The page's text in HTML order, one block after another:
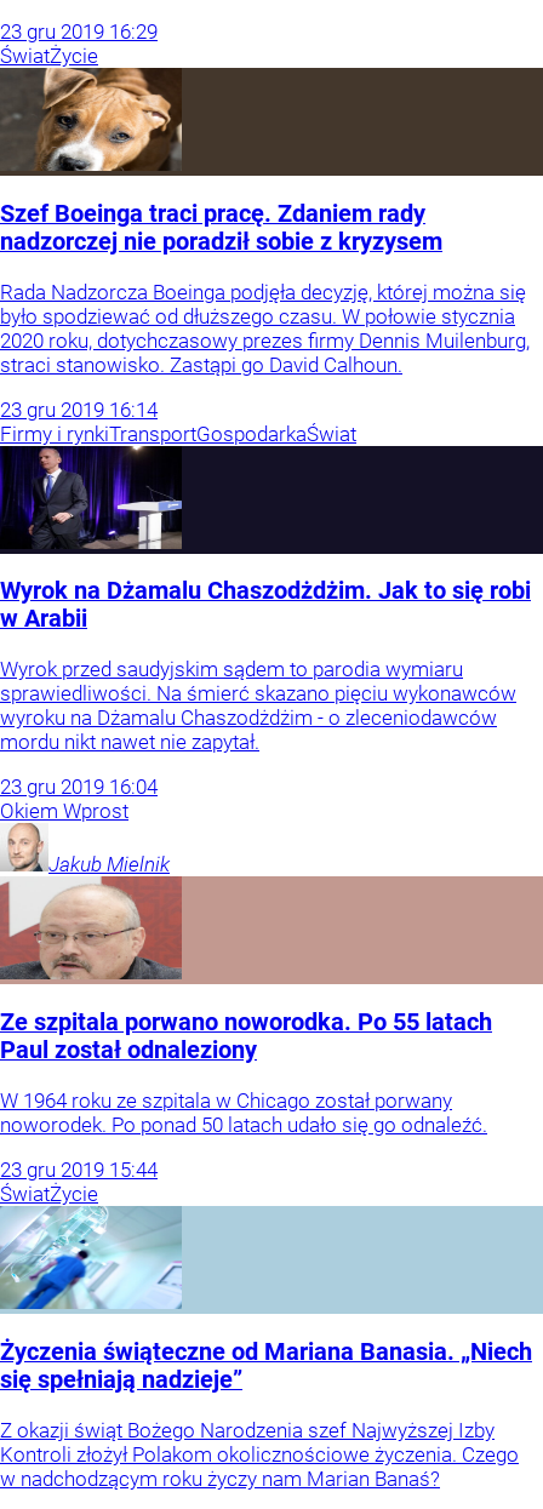
23 gru 2019 16:29
ŚwiatŻycie
Szef Boeinga traci pracę. Zdaniem rady
nadzorczej nie poradził sobie z kryzysem
Rada Nadzorcza Boeinga podjęła decyzję, której można się
było spodziewać od dłuższego czasu. W połowie stycznia
2020 roku, dotychczasowy prezes firmy Dennis Muilenburg,
straci stanowisko. Zastąpi go David Calhoun.
23 gru 2019 16:14
Firmy i rynkiTransportGospodarkaŚwiat
Wyrok na Dżamalu Chaszodżdżim. Jak to się robi
w Arabii
Wyrok przed saudyjskim sądem to parodia wymiaru
sprawiedliwości. Na śmierć skazano pięciu wykonawców
wyroku na Dżamalu Chaszodżdżim - o zleceniodawców
mordu nikt nawet nie zapytał.
23 gru 2019 16:04
Okiem Wprost
Jakub Mielnik
Ze szpitala porwano noworodka. Po 55 latach
Paul został odnaleziony
W 1964 roku ze szpitala w Chicago został porwany
noworodek. Po ponad 50 latach udało się go odnaleźć.
23 gru 2019 15:44
ŚwiatŻycie
Życzenia świąteczne od Mariana Banasia. „Niech
się spełniają nadzieje”
Z okazji świąt Bożego Narodzenia szef Najwyższej Izby
Kontroli złożył Polakom okolicznościowe życzenia. Czego
w nadchodzącym roku życzy nam Marian Banaś?